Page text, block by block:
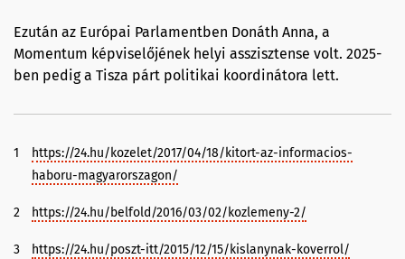
Ezután az Európai Parlamentben Donáth Anna, a
Momentum képviselőjének helyi asszisztense volt. 2025-
ben pedig a Tisza párt politikai koordinátora lett.
1
https://24.hu/kozelet/2017/04/18/kitort-az-informacios-
haboru-magyarorszagon/
2 https://24.hu/belfold/2016/03/02/kozlemeny-2/
3 https://24.hu/poszt-itt/2015/12/15/kislanynak-koverrol/